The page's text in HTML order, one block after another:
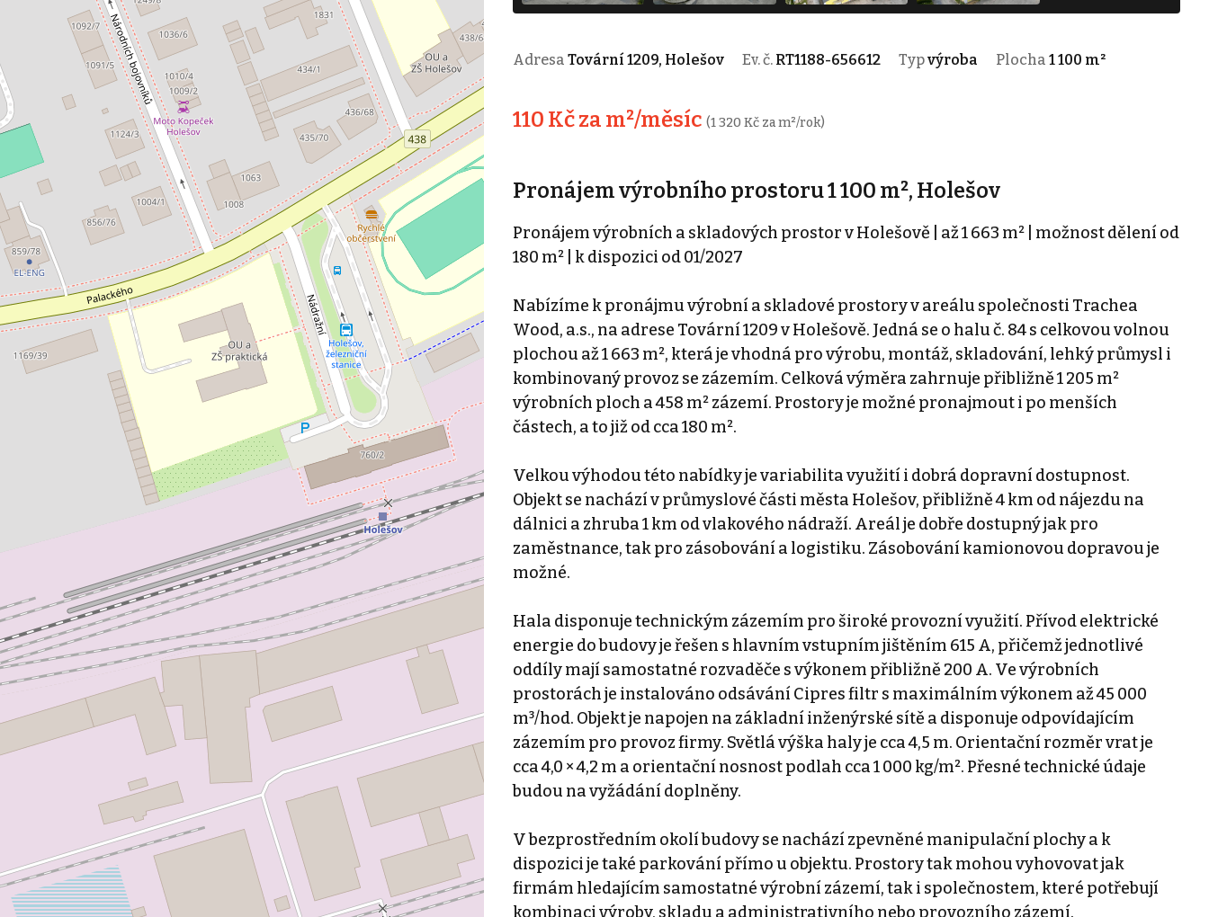
Adresa Tovární 1209, Holešov Ev. č. RT1188-656612 Typvýroba Plocha 1 100 m²
110 Kč za m²/měsíc (1 320 Kč za m²/rok)
Pronájem výrobního prostoru 1 100 m², Holešov
Pronájem výrobních a skladových prostor v Holešově | až 1 663 m² | možnost dělení od
180 m² | k dispozici od 01/2027
Nabízíme k pronájmu výrobní a skladové prostory v areálu společnosti Trachea
Wood, a.s., na adrese Tovární 1209 v Holešově. Jedná se o halu č. 84 s celkovou volnou
plochou až 1 663 m², která je vhodná pro výrobu, montáž, skladování, lehký průmysl i
kombinovaný provoz se zázemím. Celková výměra zahrnuje přibližně 1 205 m²
výrobních ploch a 458 m² zázemí. Prostory je možné pronajmout i po menších
částech, a to již od cca 180 m².
Velkou výhodou této nabídky je variabilita využití i dobrá dopravní dostupnost.
Objekt se nachází v průmyslové části města Holešov, přibližně 4 km od nájezdu na
dálnici a zhruba 1 km od vlakového nádraží. Areál je dobře dostupný jak pro
zaměstnance, tak pro zásobování a logistiku. Zásobování kamionovou dopravou je
možné.
Hala disponuje technickým zázemím pro široké provozní využití. Přívod elektrické
energie do budovy je řešen s hlavním vstupním jištěním 615 A, přičemž jednotlivé
oddíly mají samostatné rozvaděče s výkonem přibližně 200 A. Ve výrobních
prostorách je instalováno odsávání Cipres filtr s maximálním výkonem až 45 000
m³/hod. Objekt je napojen na základní inženýrské sítě a disponuje odpovídajícím
zázemím pro provoz firmy. Světlá výška haly je cca 4,5 m. Orientační rozměr vrat je
cca 4,0 × 4,2 m a orientační nosnost podlah cca 1 000 kg/m². Přesné technické údaje
budou na vyžádání doplněny.
V bezprostředním okolí budovy se nachází zpevněné manipulační plochy a k
dispozici je také parkování přímo u objektu. Prostory tak mohou vyhovovat jak
firmám hledajícím samostatné výrobní zázemí, tak i společnostem, které potřebují
kombinaci výroby, skladu a administrativního nebo provozního zázemí.